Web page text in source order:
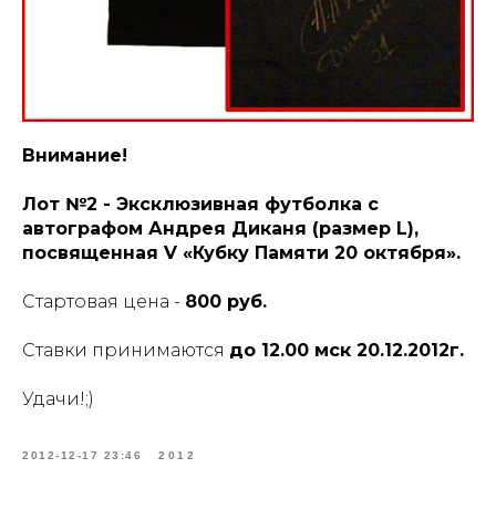
Внимание!
Лот №2 - Эксклюзивная футболка с
автографом Андрея Диканя (размер L),
посвященная V «Кубку Памяти 20 октября».
Стартовая цена - 800 руб.
Ставки принимаются до 12.00 мск 20.12.2012г.
Удачи!;)
2012-12-17 23:46 2012